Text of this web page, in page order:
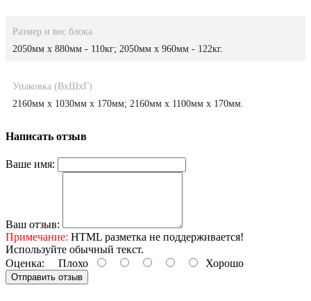
Размер и вес блока
2050мм х 880мм - 110кг; 2050мм х 960мм - 122кг.
Упаковка (ВхШхГ)
2160мм х 1030мм х 170мм; 2160мм х 1100мм х 170мм.
Написать отзыв
Ваше имя:
Ваш отзыв:
Примечание: HTML разметка не поддерживается!
Используйте обычный текст.
Оценка: Плохо Хорошо
Отправить отзыв